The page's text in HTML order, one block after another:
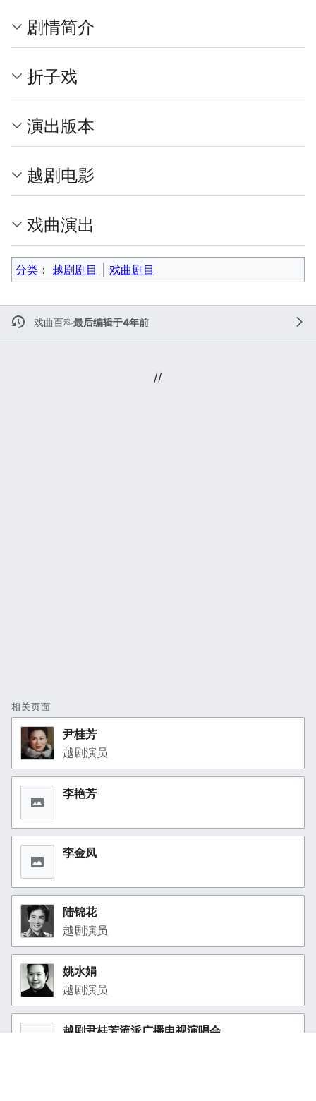
剧情简介
折子戏
演出版本
越剧电影
戏曲演出
分类 ：​ 越剧剧目 戏曲剧目
戏曲百科最后编辑于4年前
//
相关页面
尹桂芳
越剧演员
李艳芳
李金凤
陆锦花
越剧演员
姚水娟
越剧演员
越剧尹桂芳流派广播电视演唱会